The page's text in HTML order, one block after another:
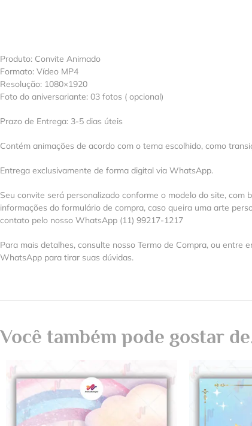
Produto: Convite Animado
Formato: Vídeo MP4
Resolução: 1080×1920
Foto do aniversariante: 03 fotos ( opcional)
Prazo de Entrega: 3-5 dias úteis
Contém animações de acordo com o tema escolhido, como
Entrega exclusivamente de forma digital via WhatsApp.
Seu convite será personalizado conforme o modelo do site, com
informações do formulário de compra, caso queira uma arte
contato pelo nosso WhatsApp (11) 99217-1217
Para mais detalhes, consulte nosso Termo de Compra, ou entre
WhatsApp para tirar suas dúvidas.
Você também pode gostar